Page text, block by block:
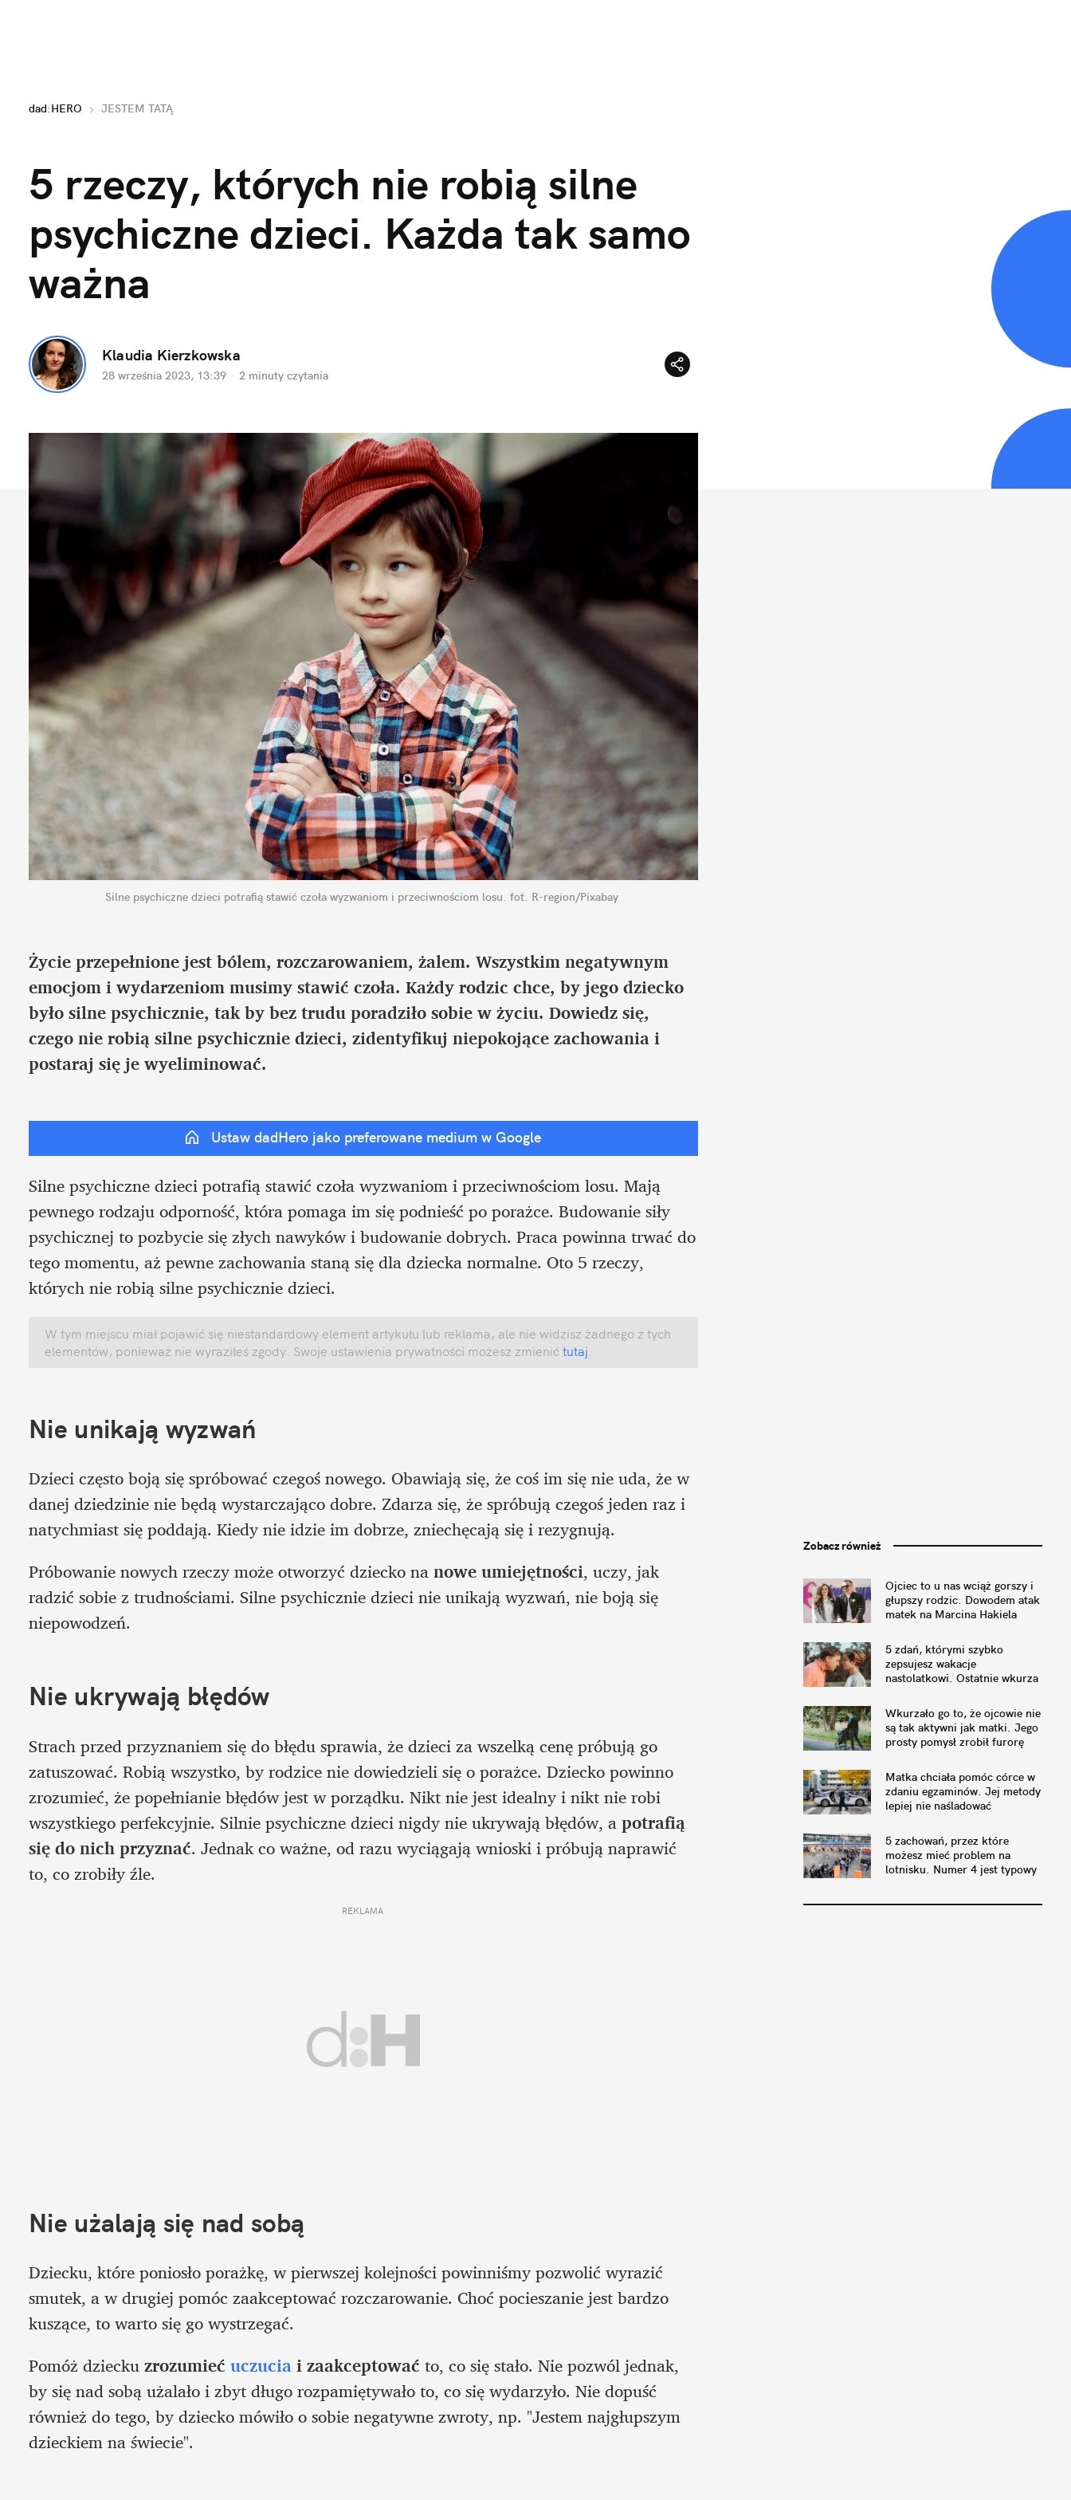
dad:HERO JESTEM TATĄ
5 rzeczy, których nie robią silne
psychiczne dzieci. Każda tak samo
ważna
Klaudia Kierzkowska
28 września 2023, 13:39 · 2 minuty czytania
Silne psychiczne dzieci potrafią stawić czoła wyzwaniom i przeciwnościom losu. fot. R-region/Pixabay
Życie przepełnione jest bólem, rozczarowaniem, żalem. Wszystkim negatywnym
emocjom i wydarzeniom musimy stawić czoła. Każdy rodzic chce, by jego dziecko
było silne psychicznie, tak by bez trudu poradziło sobie w życiu. Dowiedz się,
czego nie robią silne psychicznie dzieci, zidentyfikuj niepokojące zachowania i
postaraj się je wyeliminować.
Ustaw dadHero jako preferowane medium w Google
Silne psychiczne dzieci potrafią stawić czoła wyzwaniom i przeciwnościom losu. Mają
pewnego rodzaju odporność, która pomaga im się podnieść po porażce. Budowanie siły
psychicznej to pozbycie się złych nawyków i budowanie dobrych. Praca powinna trwać do
tego momentu, aż pewne zachowania staną się dla dziecka normalne. Oto 5 rzeczy,
których nie robią silne psychicznie dzieci.
W tym miejscu miał pojawić się niestandardowy element artykułu lub reklama, ale nie widzisz żadnego z tych
elementów, ponieważ nie wyraziłeś zgody. Swoje ustawienia prywatności możesz zmienić tutaj
Nie unikają wyzwań
Dzieci często boją się spróbować czegoś nowego. Obawiają się, że coś im się nie uda, że w
danej dziedzinie nie będą wystarczająco dobre. Zdarza się, że spróbują czegoś jeden raz i
natychmiast się poddają. Kiedy nie idzie im dobrze, zniechęcają się i rezygnują.
Próbowanie nowych rzeczy może otworzyć dziecko na nowe umiejętności, uczy, jak
radzić sobie z trudnościami. Silne psychicznie dzieci nie unikają wyzwań, nie boją się
niepowodzeń.
Nie ukrywają błędów
Strach przed przyznaniem się do błędu sprawia, że dzieci za wszelką cenę próbują go
zatuszować. Robią wszystko, by rodzice nie dowiedzieli się o porażce. Dziecko powinno
zrozumieć, że popełnianie błędów jest w porządku. Nikt nie jest idealny i nikt nie robi
wszystkiego perfekcyjnie. Silnie psychiczne dzieci nigdy nie ukrywają błędów, a potrafią
się do nich przyznać. Jednak co ważne, od razu wyciągają wnioski i próbują naprawić
to, co zrobiły źle.
REKLAMA
Nie użalają się nad sobą
Dziecku, które poniosło porażkę, w pierwszej kolejności powinniśmy pozwolić wyrazić
smutek, a w drugiej pomóc zaakceptować rozczarowanie. Choć pocieszanie jest bardzo
kuszące, to warto się go wystrzegać.
Pomóż dziecku zrozumieć uczucia i zaakceptować to, co się stało. Nie pozwól jednak,
by się nad sobą użalało i zbyt długo rozpamiętywało to, co się wydarzyło. Nie dopuść
również do tego, by dziecko mówiło o sobie negatywne zwroty, np. "Jestem najgłupszym
dzieckiem na świecie".
Zobacz również
Ojciec to u nas wciąż gorszy i
głupszy rodzic. Dowodem atak
matek na Marcina Hakiela
5 zdań, którymi szybko
zepsujesz wakacje
nastolatkowi. Ostatnie wkurza
Wkurzało go to, że ojcowie nie
są tak aktywni jak matki. Jego
prosty pomysł zrobił furorę
Matka chciała pomóc córce w
zdaniu egzaminów. Jej metody
lepiej nie naśladować
5 zachowań, przez które
możesz mieć problem na
lotnisku. Numer 4 jest typowy